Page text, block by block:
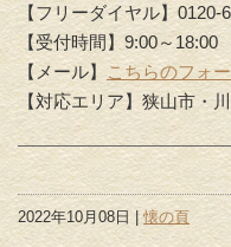
【フリーダイヤル】0120-
【受付時間】9:00～18:00
【メール】
こちらのフォ
【対応エリア】狭山市・
2022年10月08日 |懐の頁